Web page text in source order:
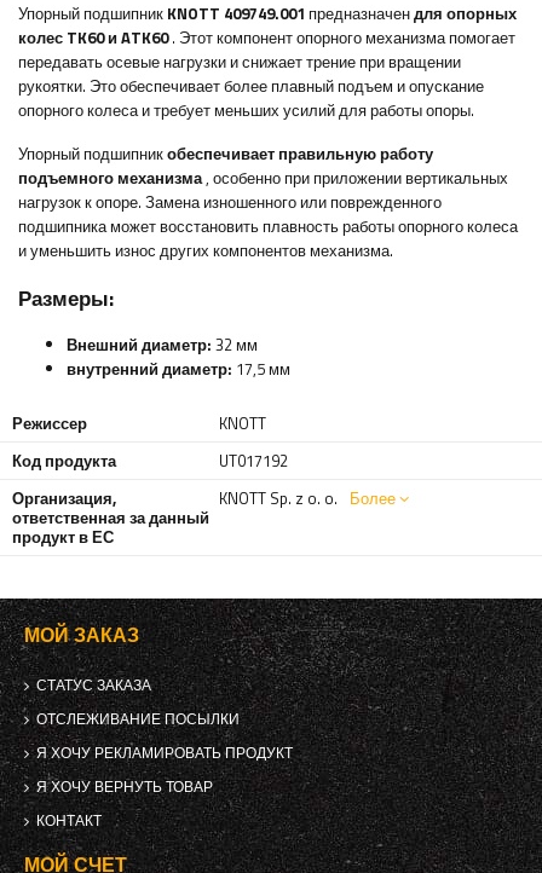
Упорный подшипник KNOTT 409749.001 предназначендля опорных
колес TK60 и ATK60. Этот компонент опорного механизма помогает
передавать осевые нагрузки и снижает трение при вращении
рукоятки. Это обеспечивает более плавный подъем и опускание
опорного колеса и требует меньших усилий для работы опоры.
Упорный подшипникобеспечивает правильную работу
подъемного механизма, особенно при приложении вертикальных
нагрузок к опоре. Замена изношенного или поврежденного
подшипника может восстановить плавность работы опорного колеса
и уменьшить износ других компонентов механизма.
Размеры:
Внешний диаметр: 32 мм
внутренний диаметр: 17,5 мм
Режиссер
KNOTT
Код продукта
UT017192
Организация,
ответственная за данный
продукт в ЕС
KNOTT Sp. z o. o. Более
МОЙ ЗАКАЗ
СТАТУС ЗАКАЗА
ОТСЛЕЖИВАНИЕ ПОСЫЛКИ
Я ХОЧУ РЕКЛАМИРОВАТЬ ПРОДУКТ
Я ХОЧУ ВЕРНУТЬ ТОВАР
КОНТАКТ
МОЙ СЧЕТ